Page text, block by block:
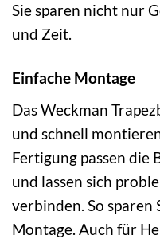
Sie sparen nicht nur
und Zeit.
Einfache Montage
Das Weckman
und schnell
Fertigung passen die
und lassen sich
verbinden. So sparen
Montage. Auch für